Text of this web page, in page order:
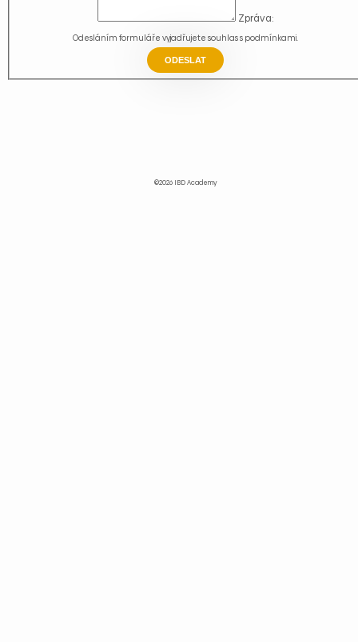
Zpráva:
Odesláním formuláře vyjadřujete souhlas s podmínkami.
ODESLAT
©2026 IBD Academy